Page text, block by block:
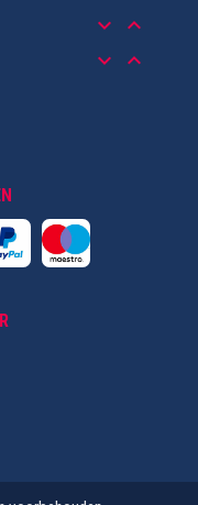
keyboard_arrow_down keyboard_arrow_up
keyboard_arrow_down keyboard_arrow_up